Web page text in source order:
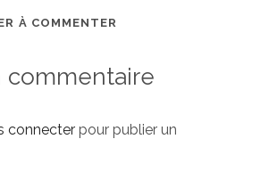
À COMMENTER
commentaire
connecterpour publier un